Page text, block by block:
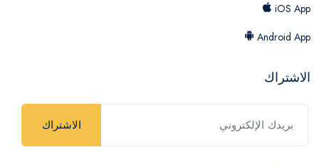
iOS App
Android App
الاشتراك
الاشتراك